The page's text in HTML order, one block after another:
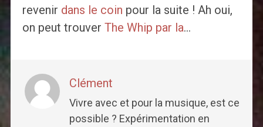
revenir dans le coin pour la suite ! Ah oui,
on peut trouver The Whip par la…
Clément
Vivre avec et pour la musique, est ce
possible ? Expérimentation en